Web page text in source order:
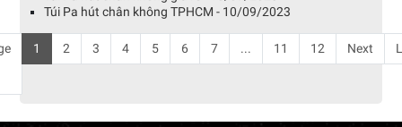
Túi Pa hút chân không TPHCM - 10/09/2023
1 2 3 4 5 6 7 ... 11 12 Next